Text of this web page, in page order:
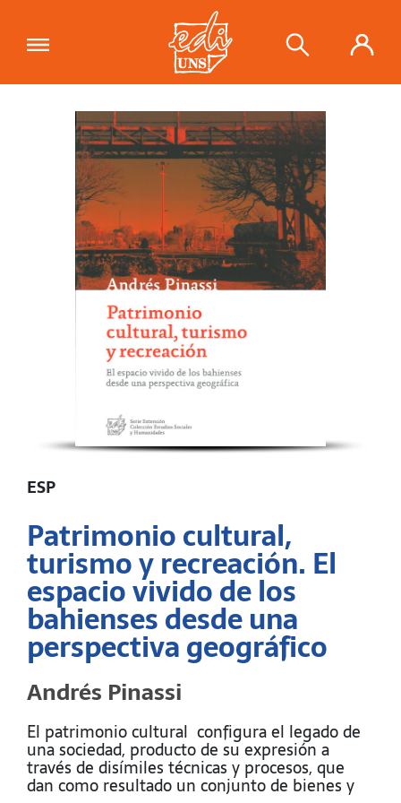
"Patrimonio cultural, turismo y
recreación. El espacio vivido de los
bahienses desde una perspectiva
geográfico"
se ha añadido a tu
carrito.
Ver carrito
ESP
Patrimonio cultural,
turismo y recreación. El
espacio vivido de los
bahienses desde una
perspectiva geográfico
Andrés Pinassi
El patrimonio cultural configura el legado de
una sociedad, producto de su expresión a
través de disímiles técnicas y procesos, que
dan como resultado un conjunto de bienes y